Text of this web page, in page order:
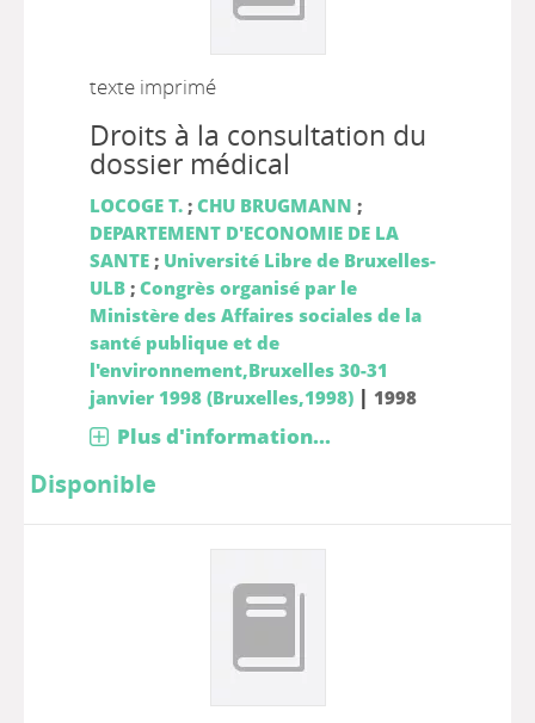
texte imprimé
Droits à la consultation du
dossier médical
LOCOGE T.; CHU BRUGMANN ;
DEPARTEMENT D'ECONOMIE DE LA
SANTE; Université Libre de Bruxelles-
ULB; Congrès organisé par le
Ministère des Affaires sociales de la
santé publique et de
l'environnement,Bruxelles 30-31
janvier 1998 (Bruxelles,1998) | 1998
Plus d'information...
Disponible